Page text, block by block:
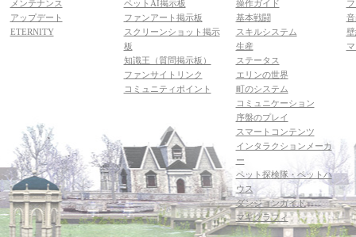
メンテナンス
アップデート
ETERNITY
ペットAI掲示板
ファンアート掲示板
スクリーンショット掲示
板
知識王（質問掲示板）
ファンサイトリンク
コミュニティポイント
操作ガイド
基本戦闘
スキルシステム
生産
ステータス
エリンの世界
町のシステム
コミュニケーション
序盤のプレイ
スマートコンテンツ
インタラクションメーカ
ー
ペット探検隊・ペットハ
ウス
ダンジョンガイド
マギグラフィ